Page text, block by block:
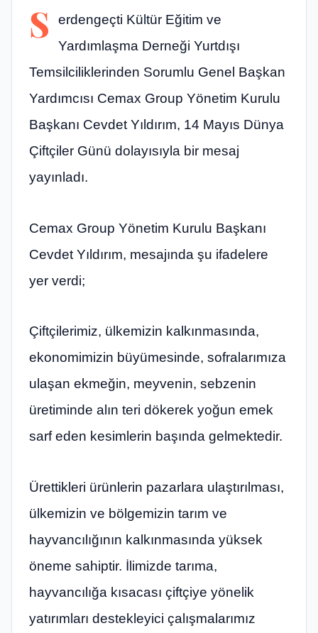
S
erdengeçti Kültür Eğitim ve
Yardımlaşma Derneği Yurtdışı
Temsilciliklerinden Sorumlu Genel Başkan
Yardımcısı Cemax Group Yönetim Kurulu
Başkanı Cevdet Yıldırım, 14 Mayıs Dünya
Çiftçiler Günü dolayısıyla bir mesaj
yayınladı.
Cemax Group Yönetim Kurulu Başkanı
Cevdet Yıldırım, mesajında şu ifadelere
yer verdi;
Çiftçilerimiz, ülkemizin kalkınmasında,
ekonomimizin büyümesinde, sofralarımıza
ulaşan ekmeğin, meyvenin, sebzenin
üretiminde alın teri dökerek yoğun emek
sarf eden kesimlerin başında gelmektedir.
Ürettikleri ürünlerin pazarlara ulaştırılması,
ülkemizin ve bölgemizin tarım ve
hayvancılığının kalkınmasında yüksek
öneme sahiptir. İlimizde tarıma,
hayvancılığa kısacası çiftçiye yönelik
yatırımları destekleyici çalışmalarımız